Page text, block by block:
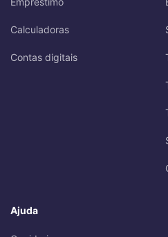
Calculadoras
Contas digitais
Ajuda